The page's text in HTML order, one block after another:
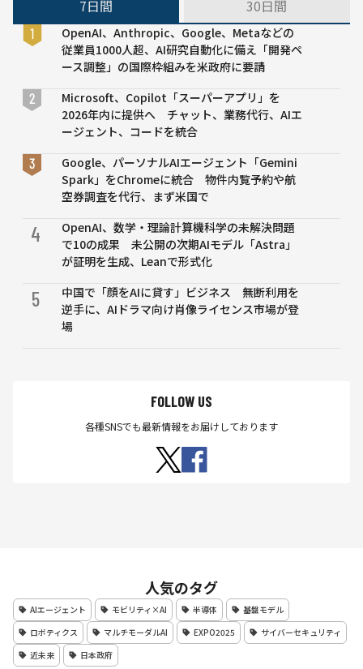
認出力に1年
間の投稿禁
止など厳格
7日間 30日間
OpenAI、Anthropic、Google、Metaなどの
従業員1000人超、AI研究自動化に備え「開発ペ
ース調整」の国際枠組みを米政府に要請
Microsoft、Copilot「スーパーアプリ」を
2026年内に提供へ チャット、業務代行、AIエ
ージェント、コードを統合
Google、パーソナルAIエージェント「Gemini
Spark」をChromeに統合 物件内覧予約や航
空券調査を代行、まず米国で
4
OpenAI、数学・理論計算機科学の未解決問題
で10の成果 未公開の次期AIモデル「Astra」
が証明を生成、Leanで形式化
5
中国で「顔をAIに貸す」ビジネス 無断利用を
逆手に、AIドラマ向け肖像ライセンス市場が登
場
FOLLOW US
各種SNSでも最新情報をお届けしております
人気のタグ
AIエージェント モビリティ×AI 半導体
基盤モデル
ロボティクス
マルチモーダルAI EXPO2025
サイバーセキュリティ
近未来
日本政府